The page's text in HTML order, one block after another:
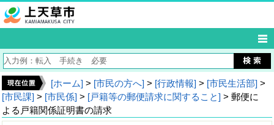
[ホーム] > [市民の方へ] > [行政情報] > [市民生活部] >
[市民課] > [市民係] > [戸籍等の郵便請求に関すること] > 郵便に
よる戸籍関係証明書の請求